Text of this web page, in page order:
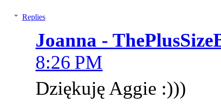
Replies
Joanna -
8:26 PM
Dziękuję Aggie :)))